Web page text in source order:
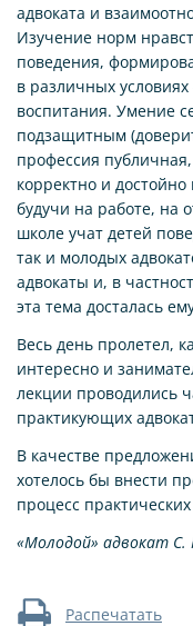
адвоката и
Изучение норм
поведения,
в различных
воспитания. Умение
подзащитным
профессия
корректно и достойно
будучи на работе, на
школе учат детей
так и молодых
адвокаты и, в
эта тема досталась
Весь день пролетел,
интересно и
лекции проводились
практикующих
В качестве
хотелось бы внести
процесс
«Молодой» адвокат
Распечатать